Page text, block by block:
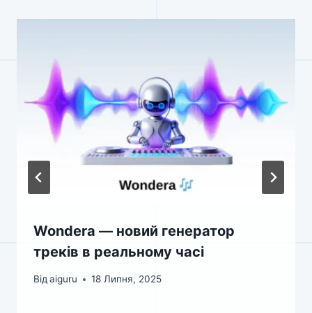
Wondera — новий генератор
треків в реальному часі
Від aiguru 18 Липня, 2025